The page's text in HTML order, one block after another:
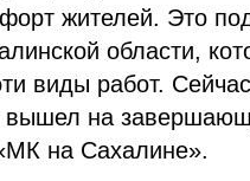
жителей. Это
области,
виды работ.
вышел на
на Сахалине».